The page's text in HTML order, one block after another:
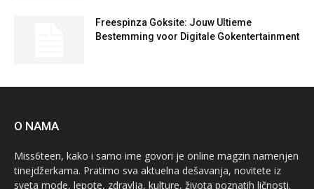
Freespinza Goksite: Jouw Ultieme
Bestemming voor Digitale Gokentertainment
O NAMA
Miss6teen, kako i samo ime govori je online magzin namenjen
tinejdžerkama. Pratimo sva aktuelna dešavanja, novitete iz
sveta mode, lepote, zdravlja, kulture, života poznatih ličnosti.